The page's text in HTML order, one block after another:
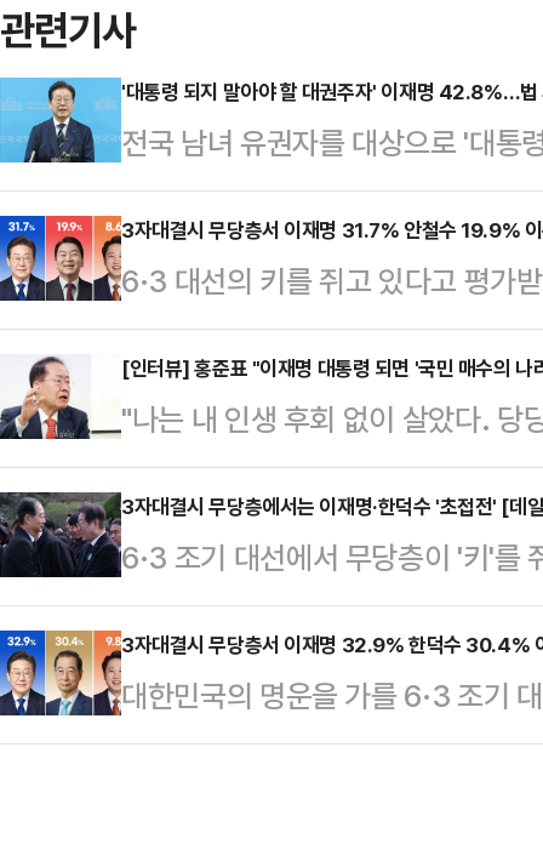
관련기사
'대통령 되지 말아야 할 대권주자' 이재명 42.8%…
전국 남녀 유권자를 대상으로 '대통
결과, 이재명 예비후보라는 응답이
조사에서 42.8%를 얻으며 다른 여
1위를 기록했다.데일리안이 여론
지난 14~15일 100% 무선 RDD
되지 말아야 할 사람은 누구라고 생
42.8%가 이재명 대표를 선택했다
는 최근 지…
3자대결시 무당층서 이재명 31.7% 안철수 19.9%
6·3 대선의 키를 쥐고 있다고 평가
재명 더불어민주당 예비후보, 안철
비후보간 3자 가상 대결을 실시한
지지율로 1위를 차지한 것으로 나
조사공정㈜에 의뢰해 지난 15일부
식을 통해 "지지 정당이 없다"거나
으로 '이번 대선에서 이재명·안철수
게 투표하겠느냐…
[인터뷰] 홍준표 "이재명 대통령 되면 '국민 매수의
"나는 내 인생 후회 없이 살았다. 당
진 홍준표 국민의힘 경선 예비후
라고 표현한다. 이재명 더불어민주
등 대외적으로 강한 면모를 지닌 정
기 위해 고안된 정치적 자신감이다.
히 '잘 싸운다'는 의미에서 태어난
·정치 철학과 확실한 정국 파악에
한 것…
3자대결시 무당층에서는 이재명·한덕수 '초접전' [데
6·3 조기 대선에서 무당층이 '키'를
더불어민주당 예비후보와 범보수
고 가상 3자 대결을 벌인 결과, 무
를 상대로 한덕수 대통령 권한대행
어민주당 예비후보와 접전을 벌이
3자대결시 무당층서 이재명 32.9% 한덕수 30.4%
대한민국의 명운을 가를 6·3 조기
명 더불어민주당 전 대표와 한덕수